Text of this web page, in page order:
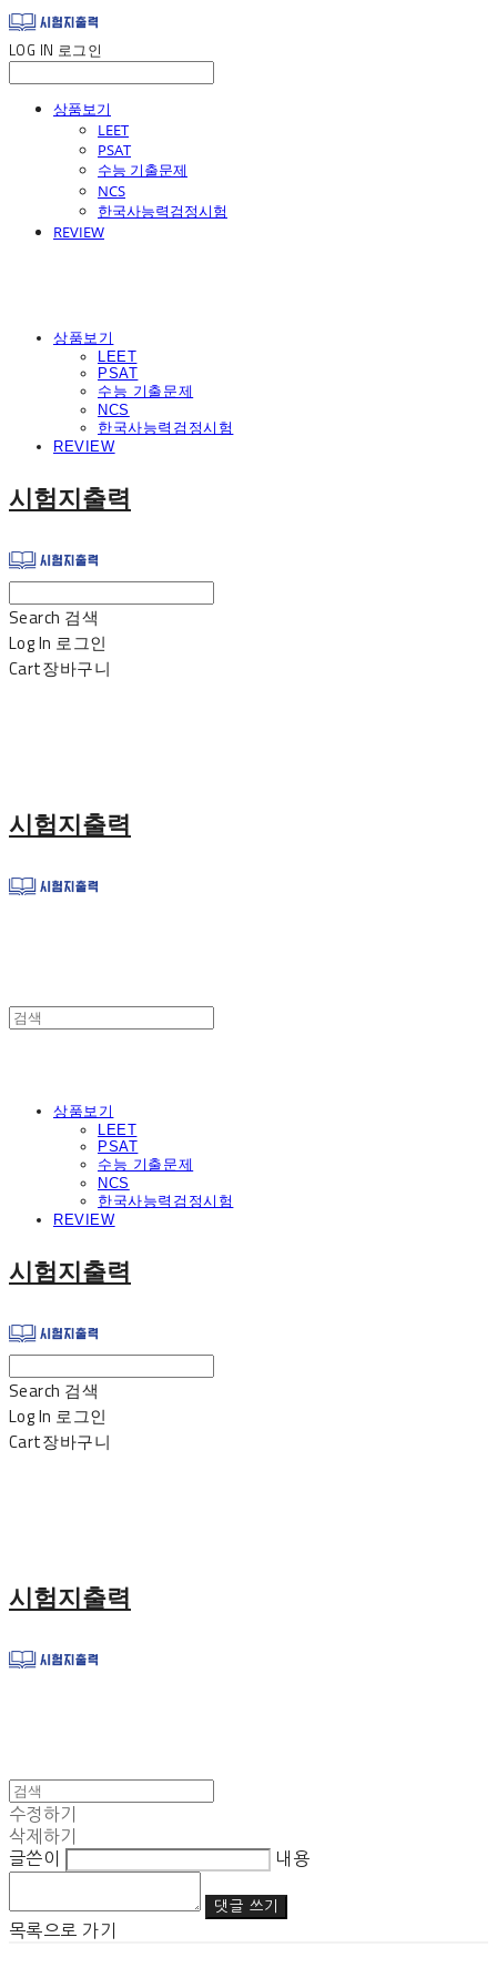
LOG IN 로그인
상품보기
LEET
PSAT
수능 기출문제
NCS
한국사능력검정시험
REVIEW
상품보기
LEET
PSAT
수능 기출문제
NCS
한국사능력검정시험
REVIEW
시험지출력
Search 검색
Log In 로그인
Cart장바구니
시험지출력
상품보기
LEET
PSAT
수능 기출문제
NCS
한국사능력검정시험
REVIEW
시험지출력
Search 검색
Log In 로그인
Cart장바구니
시험지출력
수정하기
삭제하기
글쓴이
내용
댓글 쓰기
목록으로 가기